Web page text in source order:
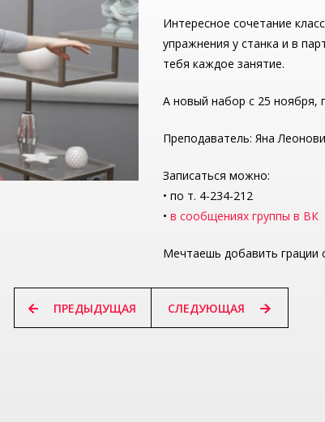
Интересное сочетание
упражнения у станка и в
тебя каждое занятие.
А новый набор с 25 ноября,
Преподаватель: Яна
Записаться можно:
• по т. 4-234-212
• в сообщениях группы в ВК
Мечтаешь добавить грации
ПРЕДЫДУЩАЯ
ПРЕДЫДУЩАЯ СЛЕДУЮЩАЯ
СЛЕДУЮЩАЯ